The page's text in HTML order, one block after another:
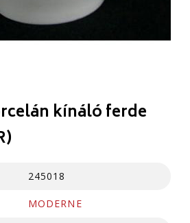
kínáló ferde
245018
MODERNE